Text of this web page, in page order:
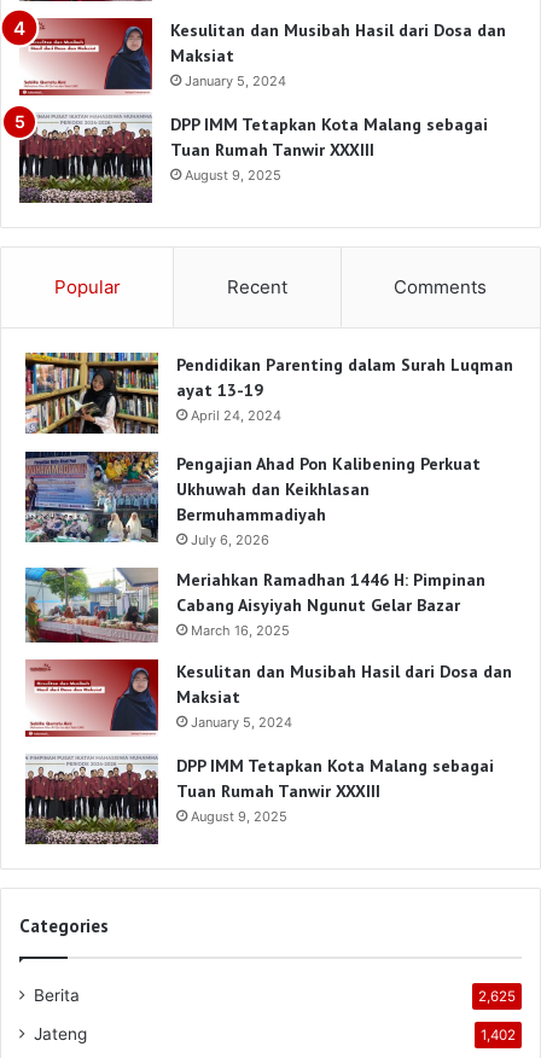
Kesulitan dan Musibah Hasil dari Dosa dan
Maksiat
January 5, 2024
DPP IMM Tetapkan Kota Malang sebagai
Tuan Rumah Tanwir XXXIII
August 9, 2025
Popular Recent Comments
Pendidikan Parenting dalam Surah Luqman
ayat 13-19
April 24, 2024
Pengajian Ahad Pon Kalibening Perkuat
Ukhuwah dan Keikhlasan
Bermuhammadiyah
July 6, 2026
Meriahkan Ramadhan 1446 H: Pimpinan
Cabang Aisyiyah Ngunut Gelar Bazar
March 16, 2025
Kesulitan dan Musibah Hasil dari Dosa dan
Maksiat
January 5, 2024
DPP IMM Tetapkan Kota Malang sebagai
Tuan Rumah Tanwir XXXIII
August 9, 2025
Categories
Berita 2,625
Jateng 1,402